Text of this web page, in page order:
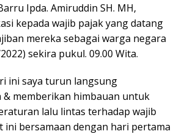
Ipda. Amiruddin SH. MH,
kepada wajib pajak yang datang
mereka sebagai warga negara
sekira pukul. 09.00 Wita.
ini saya turun langsung
& memberikan himbauan untuk
lalu lintas terhadap wajib
ini bersamaan dengan hari pertama